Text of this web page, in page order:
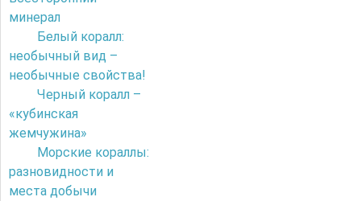
минерал
Белый коралл:
необычный вид –
необычные свойства!
Черный коралл –
«кубинская
жемчужина»
Морские кораллы:
разновидности и
места добычи